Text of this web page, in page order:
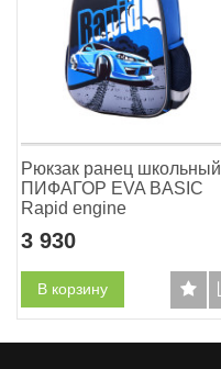
Рюкзак ранец школьный
ПИФАГОР EVA BASIC
Rapid engine
3 930
В корзину